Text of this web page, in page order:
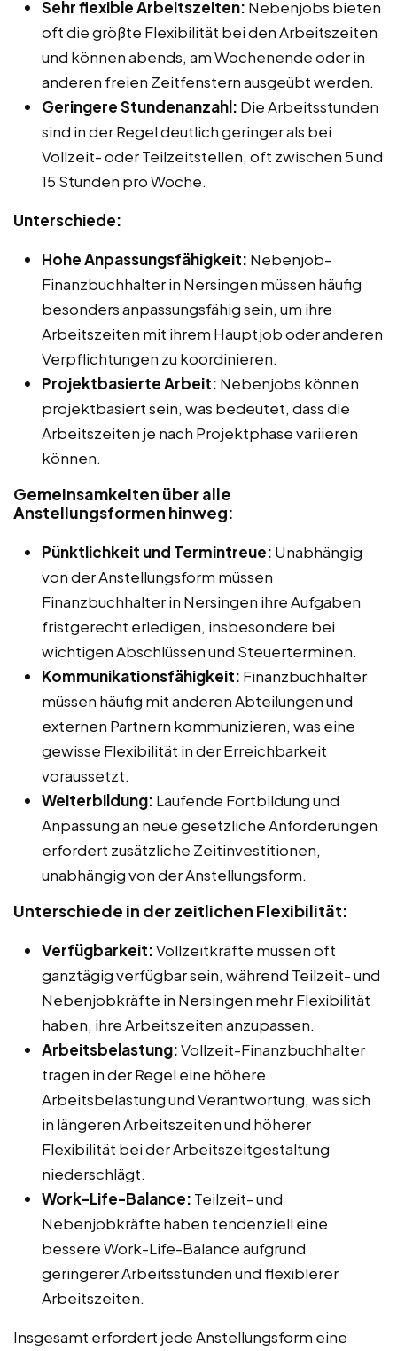
Sehr flexible Arbeitszeiten: Nebenjobs bieten
oft die größte Flexibilität bei den Arbeitszeiten
und können abends, am Wochenende oder in
anderen freien Zeitfenstern ausgeübt werden.
Geringere Stundenanzahl: Die Arbeitsstunden
sind in der Regel deutlich geringer als bei
Vollzeit- oder Teilzeitstellen, oft zwischen 5 und
15 Stunden pro Woche.
Unterschiede:
Hohe Anpassungsfähigkeit: Nebenjob-
Finanzbuchhalter in Nersingen müssen häufig
besonders anpassungsfähig sein, um ihre
Arbeitszeiten mit ihrem Hauptjob oder anderen
Verpflichtungen zu koordinieren.
Projektbasierte Arbeit: Nebenjobs können
projektbasiert sein, was bedeutet, dass die
Arbeitszeiten je nach Projektphase variieren
können.
Gemeinsamkeiten über alle
Anstellungsformen hinweg:
Pünktlichkeit und Termintreue: Unabhängig
von der Anstellungsform müssen
Finanzbuchhalter in Nersingen ihre Aufgaben
fristgerecht erledigen, insbesondere bei
wichtigen Abschlüssen und Steuerterminen.
Kommunikationsfähigkeit: Finanzbuchhalter
müssen häufig mit anderen Abteilungen und
externen Partnern kommunizieren, was eine
gewisse Flexibilität in der Erreichbarkeit
voraussetzt.
Weiterbildung: Laufende Fortbildung und
Anpassung an neue gesetzliche Anforderungen
erfordert zusätzliche Zeitinvestitionen,
unabhängig von der Anstellungsform.
Unterschiede in der zeitlichen Flexibilität:
Verfügbarkeit:Vollzeitkräfte müssen oft
ganztägig verfügbar sein, während Teilzeit- und
Nebenjobkräfte in Nersingen mehr Flexibilität
haben, ihre Arbeitszeiten anzupassen.
Arbeitsbelastung:Vollzeit-Finanzbuchhalter
tragen in der Regel eine höhere
Arbeitsbelastung und Verantwortung, was sich
in längeren Arbeitszeiten und höherer
Flexibilität bei der Arbeitszeitgestaltung
niederschlägt.
Work-Life-Balance: Teilzeit- und
Nebenjobkräfte haben tendenziell eine
bessere Work-Life-Balance aufgrund
geringerer Arbeitsstunden und flexiblerer
Arbeitszeiten.
Insgesamt erfordert jede Anstellungsform eine